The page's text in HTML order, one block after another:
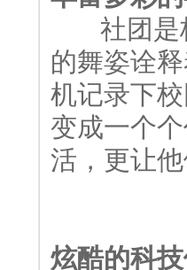
社团是校
的舞姿诠
机记录下
变成一个
活，更让
炫酷的科